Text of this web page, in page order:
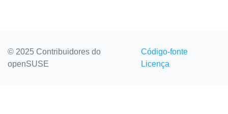
© 2025 Contribuidores do
openSUSE
Código-fonte
Licença